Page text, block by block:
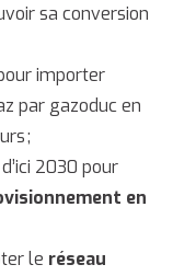
sa conversion
importer
par gazoduc en
;
2030 pour
en
le réseau